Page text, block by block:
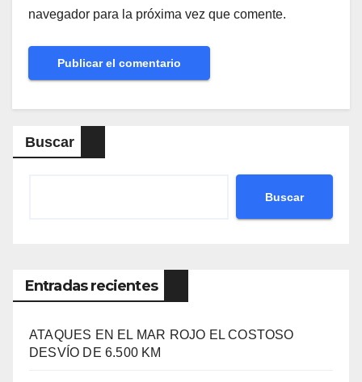
navegador para la próxima vez que comente.
Buscar
Buscar
Entradas recientes
ATAQUES EN EL MAR ROJO EL COSTOSO
DESVÍO DE 6.500 KM